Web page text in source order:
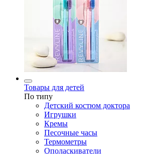
Товары для детей
По типу
Детский костюм доктора
Игрушки
Кремы
Песочные часы
Термометры
Ополаскиватели